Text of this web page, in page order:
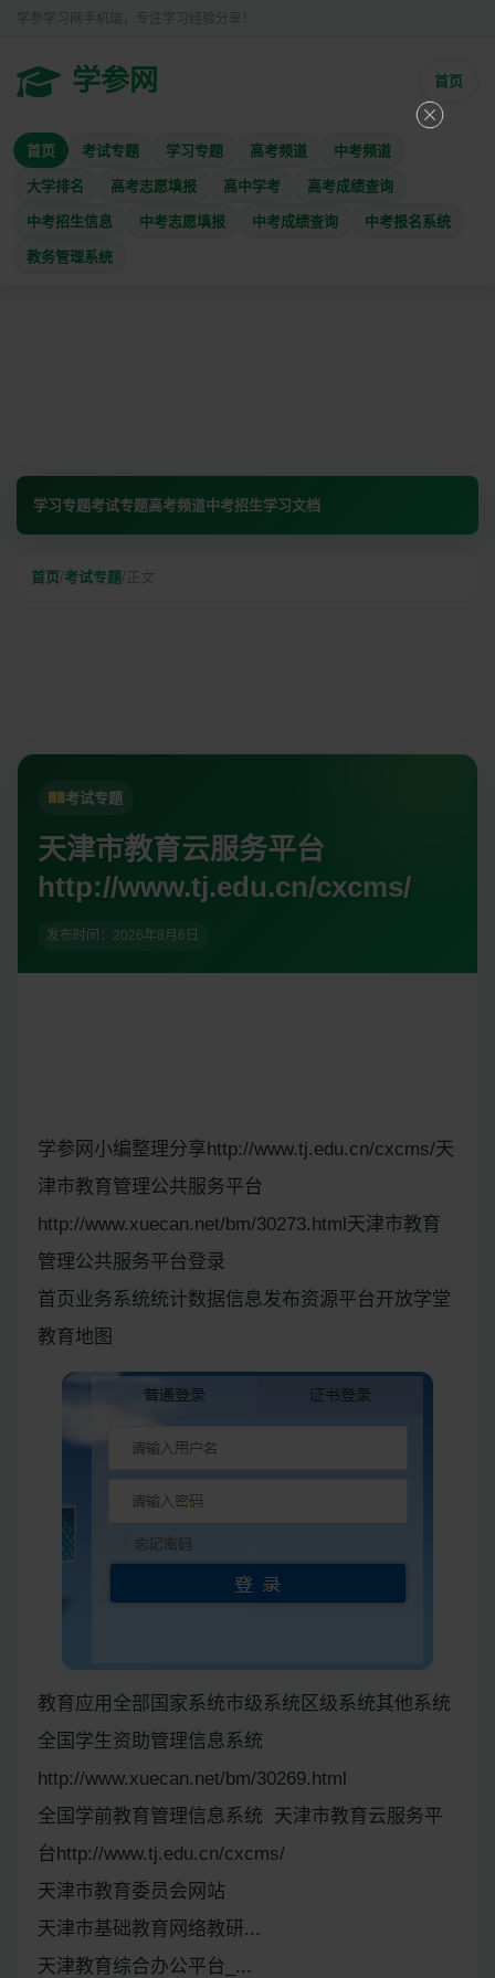
学参网 首页
首页 考试专题 学习专题 高考频道 中考频道
大学排名 高考志愿填报 高中学考 高考成绩查询
中考招生信息 中考志愿填报 中考成绩查询 中考报名系统
教务管理系统
学习专题考试专题高考频道中考招生学习文档
首页/考试专题/ 正文
考试专题
天津市教育云服务平台
http://www.tj.edu.cn/cxcms/
发布时间： 2026年8月6日
学参网小编整理分享http://www.tj.edu.cn/cxcms/天
津市教育管理公共服务平台
http://www.xuecan.net/bm/30273.html天津市教育
管理公共服务平台登录
首页业务系统统计数据信息发布资源平台开放学堂
教育地图
教育应用全部国家系统市级系统区级系统其他系统
全国学生资助管理信息系统
http://www.xuecan.net/bm/30269.html
全国学前教育管理信息系统 天津市教育云服务平
台http://www.tj.edu.cn/cxcms/
天津市教育委员会网站
天津市基础教育网络教研...
天津教育综合办公平台_...